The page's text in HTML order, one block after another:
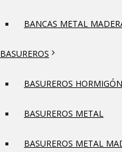
BANCAS METAL
BASUREROS
BASUREROS HORMIGÓN
BASUREROS METAL
BASUREROS METAL